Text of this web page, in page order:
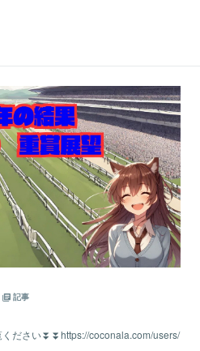
記事
ださい⏬⏬https://coconala.com/users/